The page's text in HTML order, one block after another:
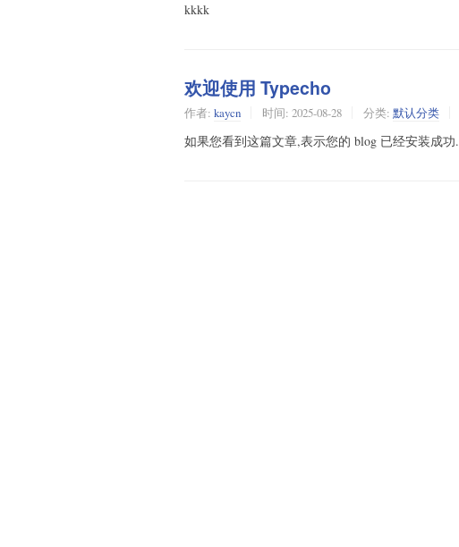
kkkk
欢迎使用 Typecho
作者: kaycn 时间: 2025-08-28 分类: 默认分类
如果您看到这篇文章,表示您的 blog 已经安装成功.